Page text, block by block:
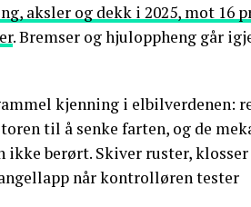
aksler og dekk i 2025, mot 16
. Bremser og hjuloppheng går
kjenning i elbilverdenen:
til å senke farten, og de
ikke berørt. Skiver ruster,
når kontrolløren tester